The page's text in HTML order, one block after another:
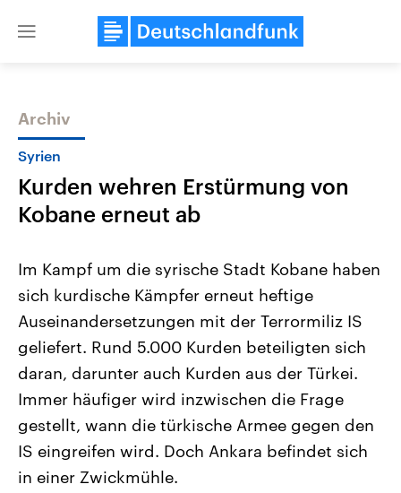
Close
Themen
Landtagswahl Sachsen-Anhalt
2026
Alle Informationen
Sachsen-Anhalt wählt am 6.
September 2026 einen neuen
Landtag. Seit 2021 wird das
Bundesland von einer Koalition aus
CDU, SPD und FDP regiert.-
Umfragen, Prognosen,
Wahlprogramme, aktuelle Berichte
und Hintergründe zu den Parteien
und Kandidaten der anstehenden
Wahl.
USA
Aktuelle Beiträge,
Hintergründe
Wirtschaftlich und
gehören die Vereinigten
den mächtigsten Ländern
mit großem Einfluss auf
aktuelle Weltgeschehen.
Sendungen Programm Podcasts
Archiv
Syrien
Kurden wehren Erstürmung von
Kobane erneut ab
Im Kampf um die syrische Stadt Kobane haben
sich kurdische Kämpfer erneut heftige
Auseinandersetzungen mit der Terrormiliz IS
geliefert. Rund 5.000 Kurden beteiligten sich
daran, darunter auch Kurden aus der Türkei.
Immer häufiger wird inzwischen die Frage
gestellt, wann die türkische Armee gegen den
IS eingreifen wird. Doch Ankara befindet sich
in einer Zwickmühle.